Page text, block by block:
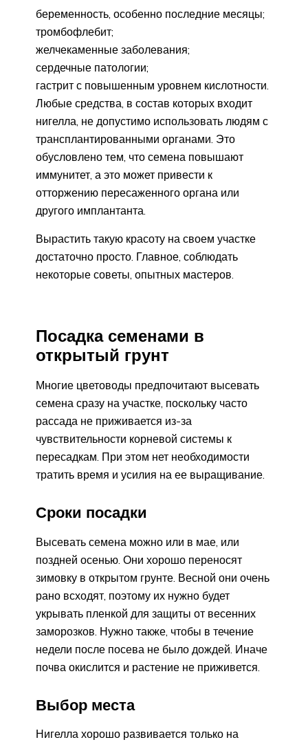
беременность, особенно последние месяцы;
тромбофлебит;
желчекаменные заболевания;
сердечные патологии;
гастрит с повышенным уровнем кислотности.
Любые средства, в состав которых входит
нигелла, не допустимо использовать людям с
трансплантированными органами. Это
обусловлено тем, что семена повышают
иммунитет, а это может привести к
отторжению пересаженного органа или
другого имплантанта.
Вырастить такую красоту на своем участке
достаточно просто. Главное, соблюдать
некоторые советы, опытных мастеров.
Посадка семенами в
открытый грунт
Многие цветоводы предпочитают высевать
семена сразу на участке, поскольку часто
рассада не приживается из-за
чувствительности корневой системы к
пересадкам. При этом нет необходимости
тратить время и усилия на ее выращивание.
Сроки посадки
Высевать семена можно или в мае, или
поздней осенью. Они хорошо переносят
зимовку в открытом грунте. Весной они очень
рано всходят, поэтому их нужно будет
укрывать пленкой для защиты от весенних
заморозков. Нужно также, чтобы в течение
недели после посева не было дождей. Иначе
почва окислится и растение не приживется.
Выбор места
Нигелла хорошо развивается только на